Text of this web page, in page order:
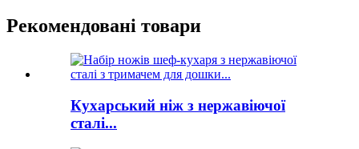
Рекомендовані товари
Кухарський ніж з нержавіючої
сталі...